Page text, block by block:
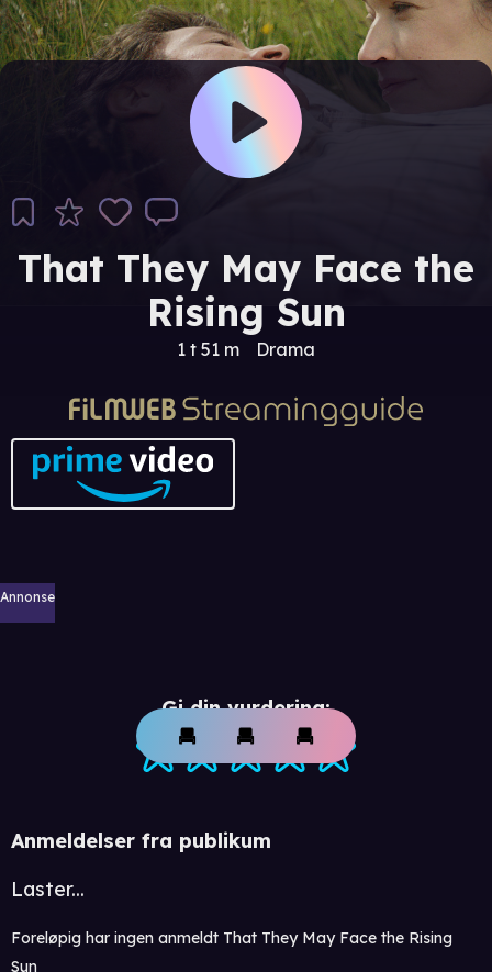
That They May Face the
Rising Sun
1 t 51 m Drama
Annonse
Gi din vurdering:
Anmeldelser fra publikum
Laster...
Foreløpig har ingen anmeldt That They May Face the Rising
Sun